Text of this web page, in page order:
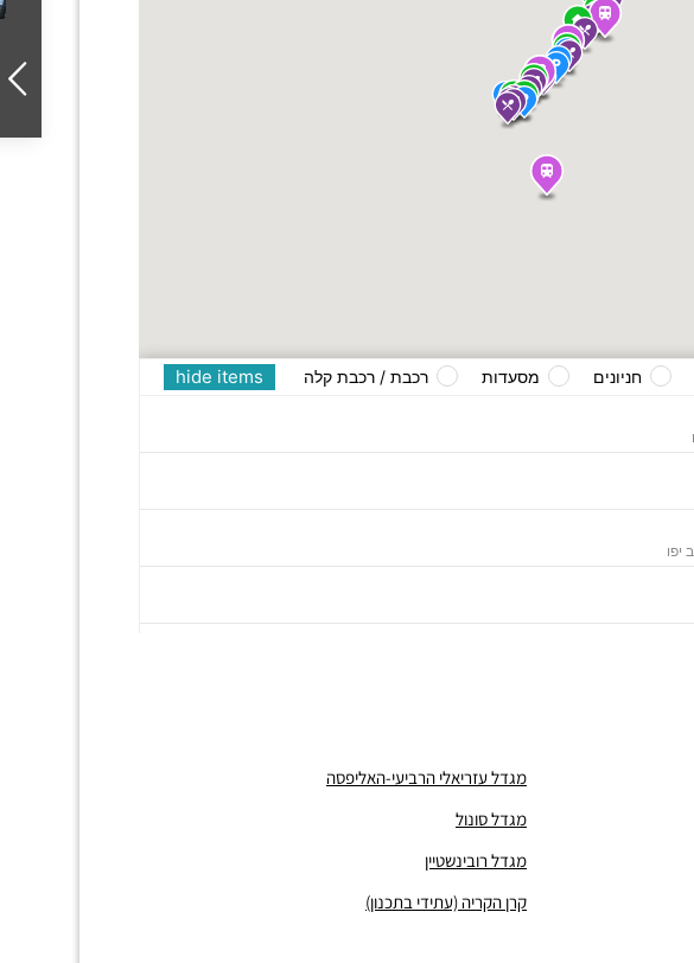
hide items חניונים מסעדות רכבת / רכבת קלה
מגדל עזריאלי הרביעי-האליפסה
מגדל סונול
מגדל רובינשטיין
קרן הקריה (עתידי בתכנון)